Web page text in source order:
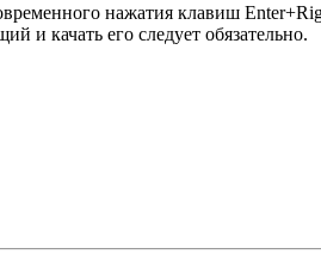
нажатия клавиш
и качать его следует обязательно.